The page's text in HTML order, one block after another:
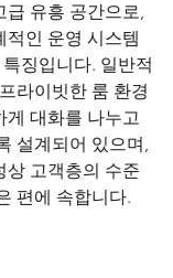
급 유흥 공간으로,
인 운영 시스템
징입니다. 일반적
라이빗한 룸 환경
게 대화를 나누고
설계되어 있으며,
상 고객층의 수준
편에 속합니다.